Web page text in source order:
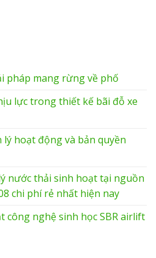
pháp mang rừng về phố
lực trong thiết kế bãi đỗ xe
lý hoạt động và bản quyền
nước thải sinh hoạt tại nguồn
chi phí rẻ nhất hiện nay
công nghệ sinh học SBR airlift